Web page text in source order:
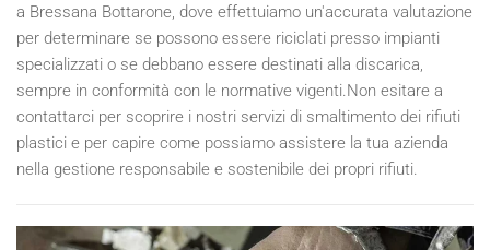
a Bressana Bottarone, dove effettuiamo un'accurata valutazione
per determinare se possono essere riciclati presso impianti
specializzati o se debbano essere destinati alla discarica,
sempre in conformità con le normative vigenti.Non esitare a
contattarci per scoprire i nostri servizi di smaltimento dei rifiuti
plastici e per capire come possiamo assistere la tua azienda
nella gestione responsabile e sostenibile dei propri rifiuti.